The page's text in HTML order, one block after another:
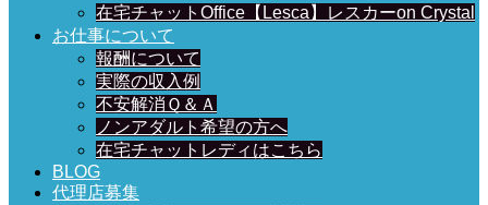
在宅チャットOffice【Lesca】レスカーon Crystal
お仕事について
報酬について
実際の収入例
不安解消Ｑ＆Ａ
ノンアダルト希望の方へ
在宅チャットレディはこちら
BLOG
代理店募集